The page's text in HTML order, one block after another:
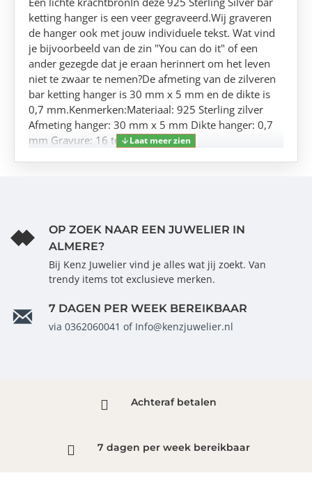
ketting hanger is een veer gegraveerd.Wij graveren
de hanger ook met jouw individuele tekst. Wat vind
je bijvoorbeeld van de zin "You can do it" of een
ander gezegde dat je eraan herinnert om het leven
niet te zwaar te nemen?De afmeting van de zilveren
bar ketting hanger is 30 mm x 5 mm en de dikte is
0,7 mm.Kenmerken:Materiaal: 925 Sterling zilver
Afmeting hanger: 30 mm x 5 mm Dikte hanger: 0,7
mm Gravure: 16 tekens
OP ZOEK NAAR EEN JUWELIER IN
ALMERE?
Bij Kenz Juwelier vind je alles wat jij zoekt. Van
trendy items tot exclusieve merken.
7 DAGEN PER WEEK BEREIKBAAR
via 0362060041 of Info@kenzjuwelier.nl
Achteraf betalen
7 dagen per week bereikbaar